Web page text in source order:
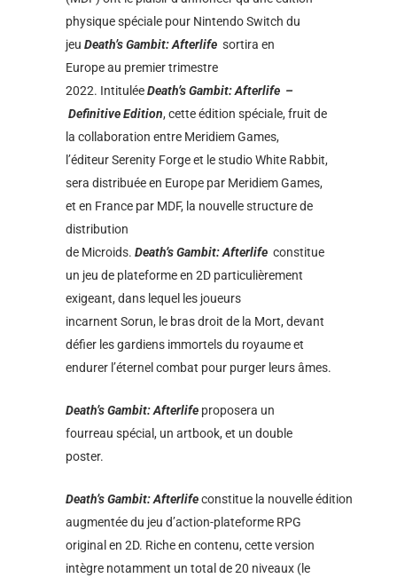
physique spéciale pour Nintendo Switch du
jeu Death’s Gambit: Afterlife sortira en
Europe au premier trimestre
2022. IntituléeDeath’s Gambit: Afterlife –
Definitive Edition, cette édition spéciale, fruit de
la collaboration entre Meridiem Games,
l’éditeur Serenity Forge et le studio White Rabbit,
sera distribuée en Europe par Meridiem Games,
et en France par MDF, la nouvelle structure de
distribution
de Microids. Death’s Gambit: Afterlife constitue
un jeu de plateforme en 2D particulièrement
exigeant, dans lequel les joueurs
incarnent Sorun, le bras droit de la Mort, devant
défier les gardiens immortels du royaume et
endurer l’éternel combat pour purger leurs âmes.
Death’s Gambit: Afterlife proposera un
fourreau spécial, un artbook, et un double
poster.
Death’s Gambit: Afterlifeconstitue la nouvelle édition
augmentée du jeu d’action-plateforme RPG
original en 2D. Riche en contenu, cette version
intègre notamment un total de 20 niveaux (le